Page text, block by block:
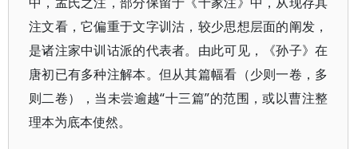
注文看，它偏重于文字训沽，较少思想层面的阐发，
是诸注家中训诂派的代表者。由此可见，《孙子》在
唐初已有多种注解本。但从其篇幅看（少则一卷，多
则二卷），当未尝逾越“十三篇”的范围，或以曹注整
理本为底本使然。